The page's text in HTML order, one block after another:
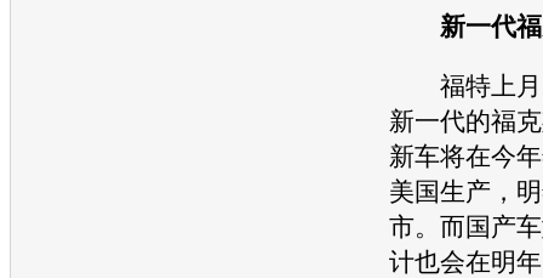
新一代
福特上
新一代的福
新车将在今
美国生产，
市。而国产
计也会在明